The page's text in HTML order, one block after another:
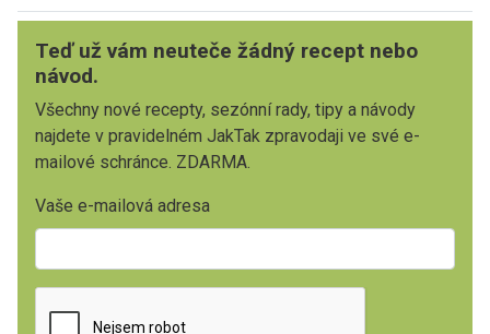
Teď už vám neuteče žádný recept nebo
návod.
Všechny nové recepty, sezónní rady, tipy a návody
najdete v pravidelném JakTak zpravodaji ve své e-
mailové schránce. ZDARMA.
Vaše e-mailová adresa